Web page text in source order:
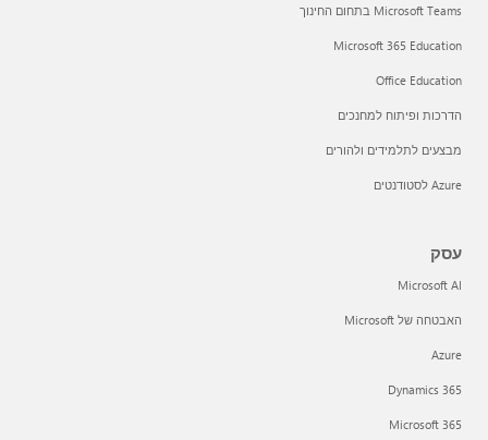
Microsoft Teams בתחום החינוך
Microsoft 365 Education
Office Education
הדרכות ופיתוח למחנכים
מבצעים לתלמידים ולהורים
Azure לסטודנטים
עסק
Microsoft AI
האבטחה של Microsoft
Azure
Dynamics 365
Microsoft 365